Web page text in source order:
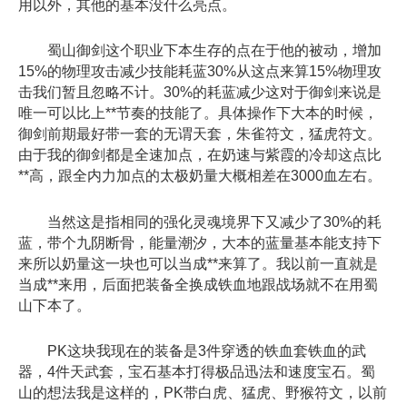
用以外，其他的基本没什么亮点。
蜀山御剑这个职业下本生存的点在于他的被动，增加
15%的物理攻击减少技能耗蓝30%从这点来算15%物理攻
击我们暂且忽略不计。30%的耗蓝减少这对于御剑来说是
唯一可以比上**节奏的技能了。具体操作下大本的时候，
御剑前期最好带一套的无谓天套，朱雀符文，猛虎符文。
由于我的御剑都是全速加点，在奶速与紫霞的冷却这点比
**高，跟全内力加点的太极奶量大概相差在3000血左右。
当然这是指相同的强化灵魂境界下又减少了30%的耗
蓝，带个九阴断骨，能量潮汐，大本的蓝量基本能支持下
来所以奶量这一块也可以当成**来算了。我以前一直就是
当成**来用，后面把装备全换成铁血地跟战场就不在用蜀
山下本了。
PK这块我现在的装备是3件穿透的铁血套铁血的武
器，4件天武套，宝石基本打得极品迅法和速度宝石。蜀
山的想法我是这样的，PK带白虎、猛虎、野猴符文，以前